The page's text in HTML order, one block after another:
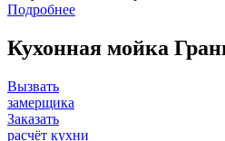
Подробнее
Кухонная мойка
Вызвать
замерщика
Заказать
расчёт кухни